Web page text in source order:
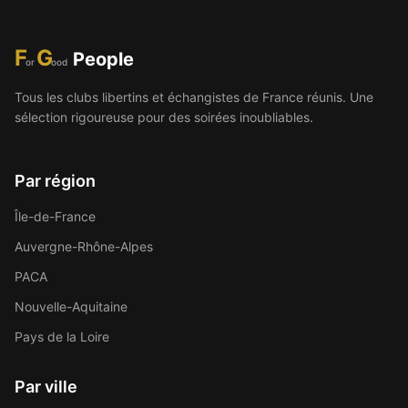
For Good People
Tous les clubs libertins et échangistes de France réunis. Une
sélection rigoureuse pour des soirées inoubliables.
Par région
Île-de-France
Auvergne-Rhône-Alpes
PACA
Nouvelle-Aquitaine
Pays de la Loire
Par ville